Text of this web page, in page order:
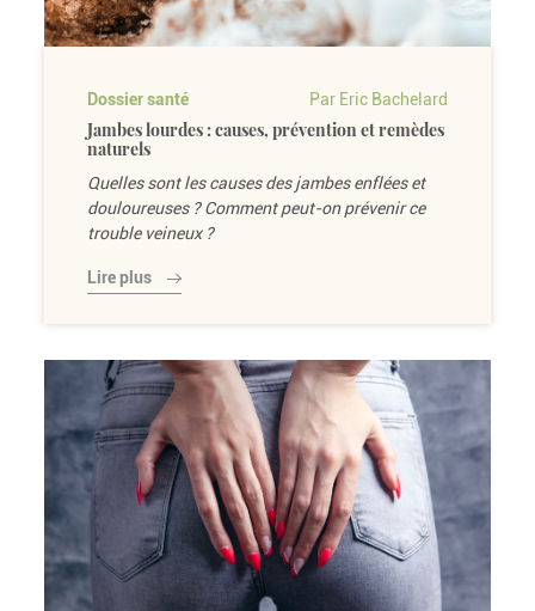
Dossier santé Par Eric Bachelard
Jambes lourdes : causes, prévention et remèdes
naturels
Quelles sont les causes des jambes enflées et
douloureuses ? Comment peut-on prévenir ce
trouble veineux ?
Lire plus